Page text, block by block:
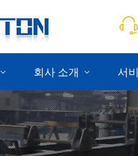
판매 하
회사 소개 서